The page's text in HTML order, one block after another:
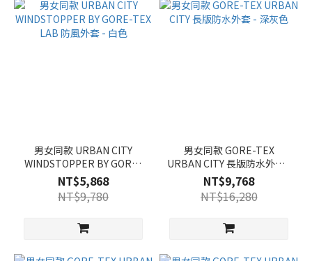
男女同款 URBAN CITY
WINDSTOPPER BY GORE-
TEX LAB 防風外套 - 白色
NT$5,868
NT$9,780
男女同款 GORE-TEX
URBAN CITY 長版防水外套 -
深灰色
NT$9,768
NT$16,280